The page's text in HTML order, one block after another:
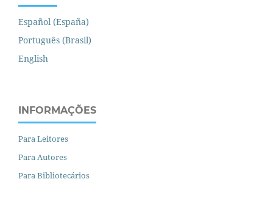
Español (España)
Português (Brasil)
English
INFORMAÇÕES
Para Leitores
Para Autores
Para Bibliotecários